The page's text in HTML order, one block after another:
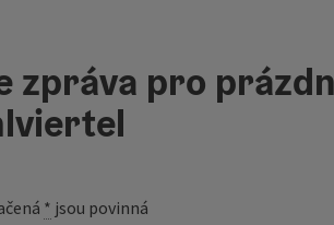
zpráva pro
* jsou povinná